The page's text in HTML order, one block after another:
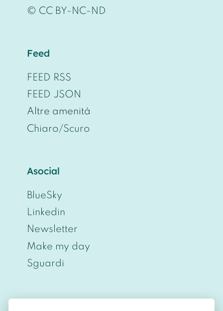
© CC BY-NC-ND
Feed
FEED RSS
FEED JSON
Altre amenità
Chiaro/Scuro
Asocial
BlueSky
Linkedin
Newsletter
Make my day
Sguardi